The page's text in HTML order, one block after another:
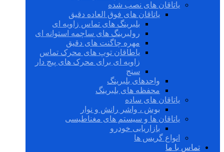
یاتاقان های نصب شده
یاتاقان های فوق العاده دقیق
بلبرینگ های تماس زاویه ای
رولبرینگ های ساچمه استوانه ای
مهره چاگنت های دقیق
یاطاقان توپ های محرک تماس
زاویه ای برای محرک های پیچ دار
سنج
واحدهای بلبرینگ
محفظه های بلبرینگ
یاتاقان های ساده
بوش ، واشر رانش و نوار
یاتاقان ها و سیستم های مغناطیسی
بازاریابی خودرو
انواع گریس ها
تماس با ما